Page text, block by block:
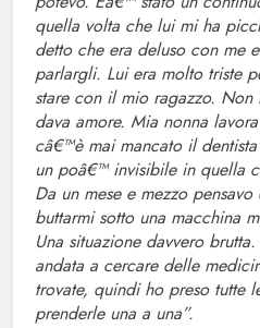
quella volta che lui mi ha
detto che era deluso con me
parlargli. Lui era molto triste
stare con il mio ragazzo.
dava amore. Mia nonna
câ€™è mai mancato il
un poâ€™ invisibile in quella
Da un mese e mezzo
buttarmi sotto una macchina
Una situazione davvero
andata a cercare delle
trovate, quindi ho preso tutte
prenderle una a una”.